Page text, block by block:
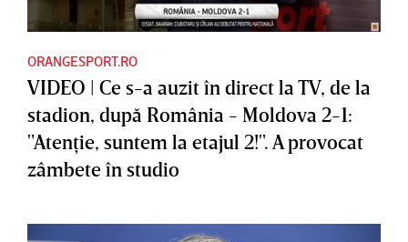
ORANGESPORT.RO
VIDEO | Ce s-a auzit în direct la TV, de la
stadion, după România - Moldova 2-1:
"Atenţie, suntem la etajul 2!". A provocat
zâmbete în studio